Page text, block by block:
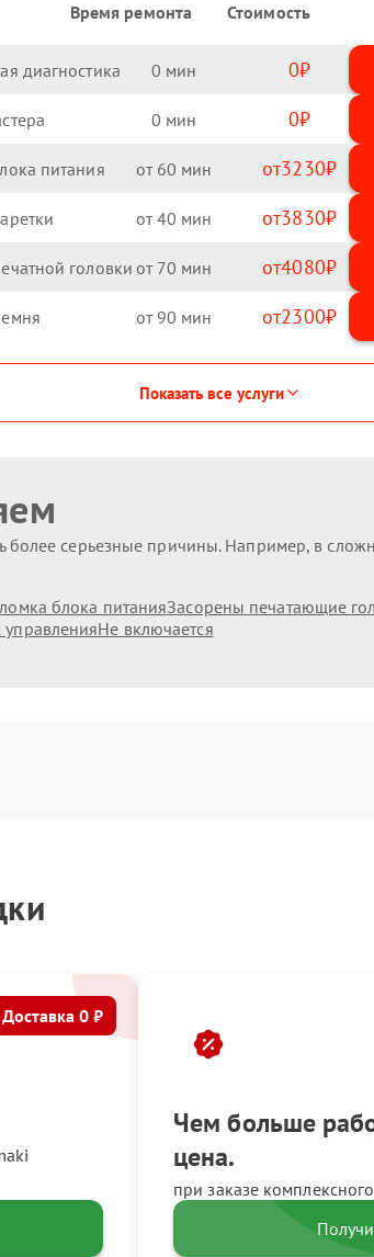
Время ремонта Стоимость
диагностика 0 0
0 0
питания 60 3230
40 3830
головки 70 4080
90 2300
Показать все услуги
более серьезные причины. Например, в
блока питанияЗасорены печатающие
Не включается
Доставка 0 ₽
Чем больше
цена.
при заказе